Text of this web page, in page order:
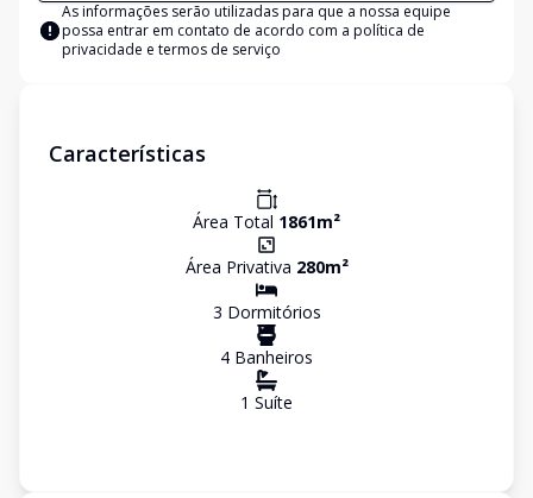
As informações serão utilizadas para que a nossa equipe
possa entrar em contato de acordo com a política de
privacidade e termos de serviço
Características
Área Total 1861m²
Área Privativa 280m²
3 Dormitórios
4 Banheiros
1 Suíte